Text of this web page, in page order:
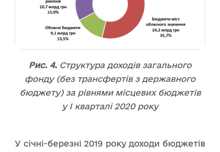
Рис. 4. Структура доходів загального
фонду (без трансфертів з державного
бюджету) за рівнями місцевих бюджетів
у І кварталі 2020 року
У січні-березні 2019 року доходи бюджетів